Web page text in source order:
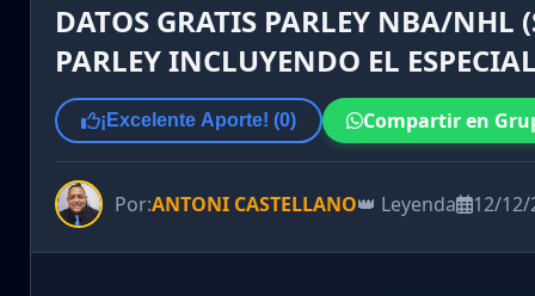
DATOS GRATIS PARLEY NBA/
PARLEY INCLUYENDO EL
¡Excelente Aporte! (0) Compartir en
Por:ANTONI CASTELLANO👑 Leyenda 12/12/